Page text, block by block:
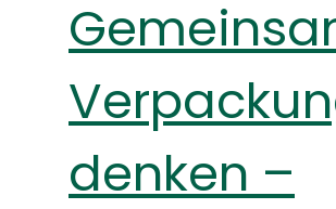
denken –